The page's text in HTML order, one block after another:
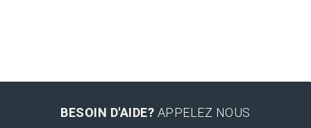
BESOIN D'AIDE? APPELEZ NOUS